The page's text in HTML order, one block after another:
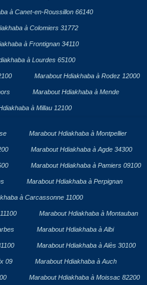
à Canet-en-Roussillon 66140
à Colomiers 31772
à Frontignan 34110
à Lourdes 65100
Marabout Hdiakhaba à Rodez 12000
Marabout Hdiakhaba à Mende
à Millau 12100
Marabout Hdiakhaba à Montpellier
Marabout Hdiakhaba à Agde 34300
Marabout Hdiakhaba à Pamiers 09100
Marabout Hdiakhaba à Perpignan
à Carcassonne 11000
Marabout Hdiakhaba à Montauban
Marabout Hdiakhaba à Albi
Marabout Hdiakhaba à Alès 30100
09 Marabout Hdiakhaba à Auch
Marabout Hdiakhaba à Moissac 82200